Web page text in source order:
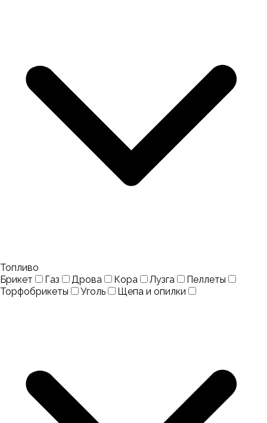
Топливо
Брикет
Газ Дрова Кора Лузга
Пеллеты
Торфобрикеты
Уголь Щепа и опилки